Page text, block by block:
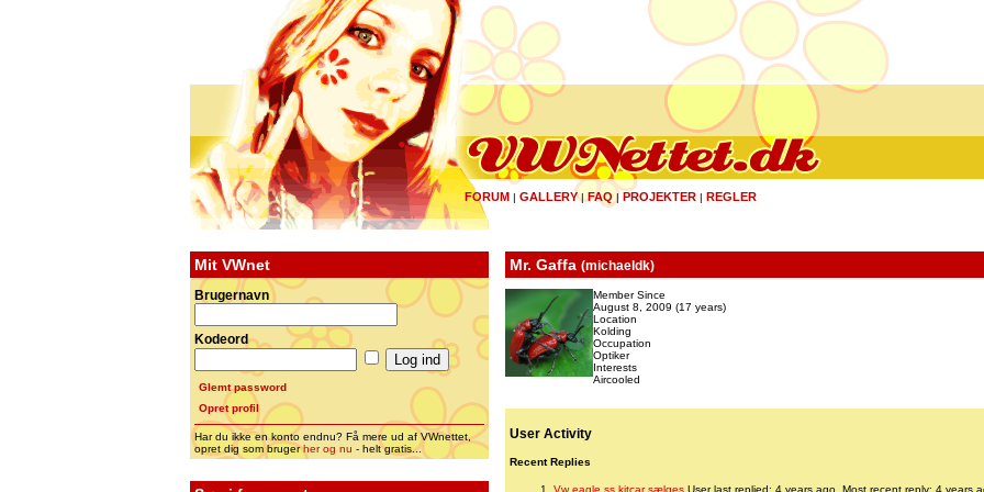
FORUM | GALLERY|FAQ | PROJEKTER | REGLER
Mit VWnet
Brugernavn
Kodeord
Glemt password
Opret profil
Har du ikke en konto endnu? Få mere ud af VWnettet,
opret dig som brugerher og nu - helt gratis...
Mr. Gaffa (michaeldk)
Member Since
August 8, 2009 (17 years)
Location
Kolding
Occupation
Optiker
Interests
Aircooled
User Activity
Recent Replies
Vw eagle ss kitcar sælges User last replied: 4 years ago. Most recent reply: 4 years